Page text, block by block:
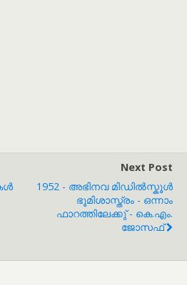
Next Post
1952 - അഭിനവ മിഡിൽസ്കൂൾ
ഭൂമിശാസ്ത്രം - ഒന്നാം
ഫാറത്തിലേക്കു് - കെ.എം.
ജോസഫ്